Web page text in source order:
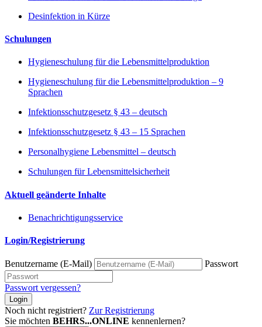
Desinfektion in Kürze
Schulungen
Hygieneschulung für die Lebensmittelproduktion
Hygieneschulung für die Lebensmittelproduktion – 9
Sprachen
Infektionsschutzgesetz § 43 – deutsch
Infektionsschutzgesetz § 43 – 15 Sprachen
Personalhygiene Lebensmittel – deutsch
Schulungen für Lebensmittelsicherheit
Aktuell geänderte Inhalte
Benachrichtigungsservice
Login/Registrierung
Benutzername (E-Mail) Passwort
Passwort vergessen?
Login
Noch nicht registriert? Zur Registrierung
Sie möchten BEHRS...ONLINE kennenlernen?